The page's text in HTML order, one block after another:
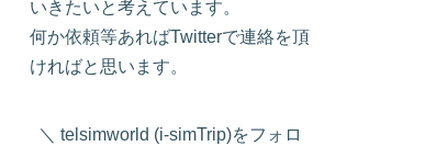
いきたいと考えています。
何か依頼等あればTwitterで連絡を頂
ければと思います。
telsimworld (i-simTrip)をフォロ